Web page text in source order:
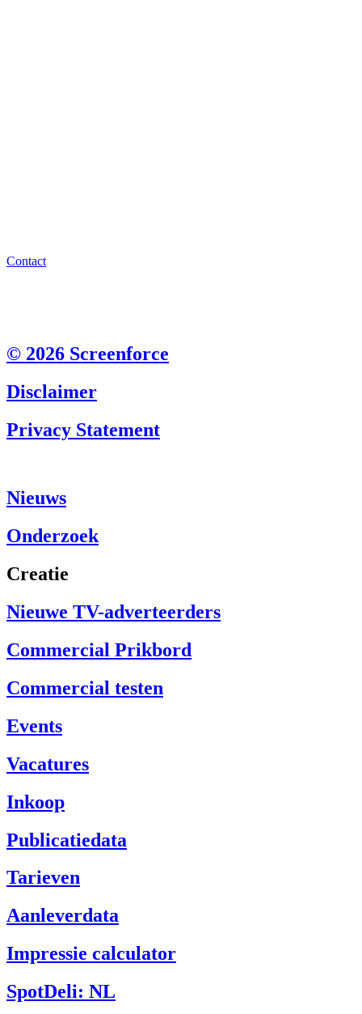
Contact
© 2026 Screenforce
Disclaimer
Privacy Statement
Nieuws
Onderzoek
Creatie
Nieuwe TV-adverteerders
Commercial Prikbord
Commercial testen
Events
Vacatures
Inkoop
Publicatiedata
Tarieven
Aanleverdata
Impressie calculator
SpotDeli: NL